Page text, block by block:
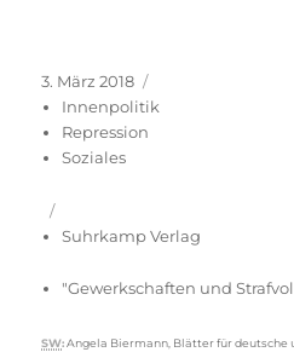
Veröffentlicht
am
3. März 2018
Innenpolitik
Repression
Soziales
Suhrkamp Verlag
"Gewerkschaften und
Schlagwörter
SW: Angela Biermann Blätter für deutsche